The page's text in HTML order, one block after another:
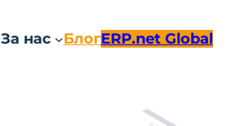
За нас БлогERP.net Global